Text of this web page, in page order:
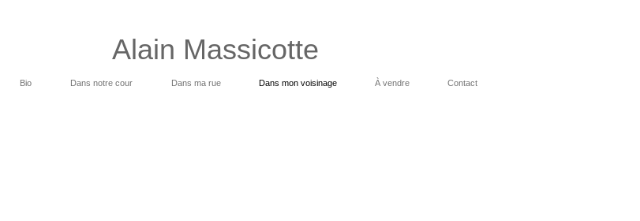
Alain Massicotte
Bio Dans notre cour Dans ma rue Dans mon voisinage À vendre Contact